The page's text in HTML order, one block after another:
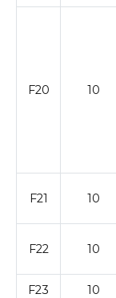
F20 10
F21 10
F22 10
F23 10